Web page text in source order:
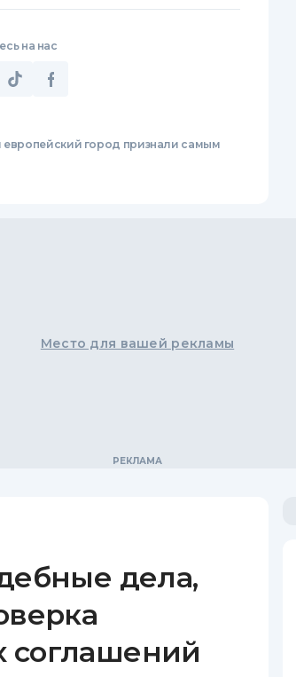
на нас
европейский город признали самым
Место для вашей рекламы
дела,